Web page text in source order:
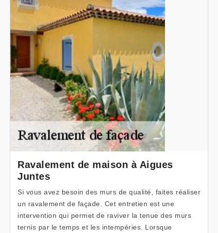
Ravalement de maison à Aigues
Juntes
Si vous avez besoin des murs de qualité, faites réaliser
un ravalement de façade. Cet entretien est une
intervention qui permet de raviver la tenue des murs
ternis par le temps et les intempéries. Lorsque